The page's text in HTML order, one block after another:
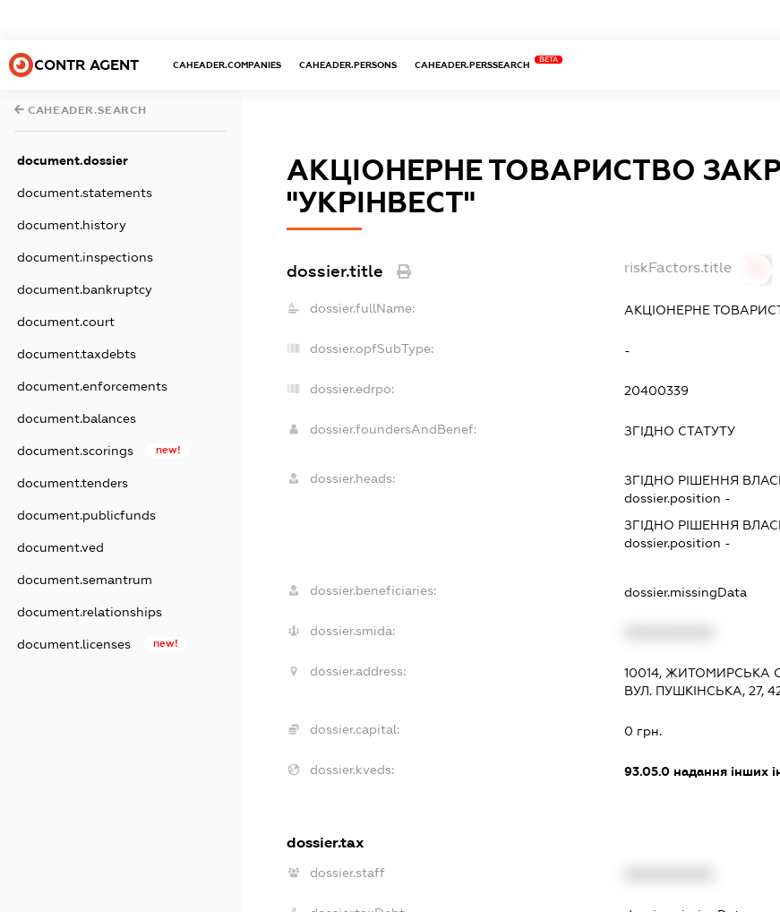
CONTR AGENT CAHEADER.COMPANIES CAHEADER.PERSONS CAHEADER.PERSSEARCH
BETA
CAHEADER.SEARCH
document.dossier
document.statements
document.history
document.inspections
document.bankruptcy
document.court
document.taxdebts
document.enforcements
document.balances
document.scorings new!
document.tenders
document.publicfunds
document.ved
document.semantrum
document.relationships
document.licenses new!
АКЦІОНЕРНЕ ТОВАРИСТВО
"УКРІНВЕСТ"
dossier.title riskFactors.title
dossier.fullName: АКЦІОНЕРНЕ
dossier.opfSubType: -
dossier.edrpo: 20400339
dossier.foundersAndBenef: ЗГІДНО СТАТУТУ
dossier.heads: ЗГІДНО РІШЕННЯ
dossier.position -
ЗГІДНО РІШЕННЯ
dossier.position -
dossier.beneficiaries: dossier.missingData
dossier.smida:
dossier.address:
10014, ЖИТОМИРСЬКА
ВУЛ. ПУШКІНСЬКА, 27,
dossier.capital: 0 грн.
dossier.kveds: 93.05.0 надання інших
dossier.tax
dossier.staff